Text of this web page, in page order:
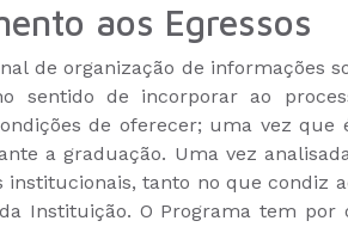
aos Egressos
de organização de informações
sentido de incorporar ao
de oferecer; uma vez
a graduação. Uma vez
tanto no que
Instituição. O Programa tem